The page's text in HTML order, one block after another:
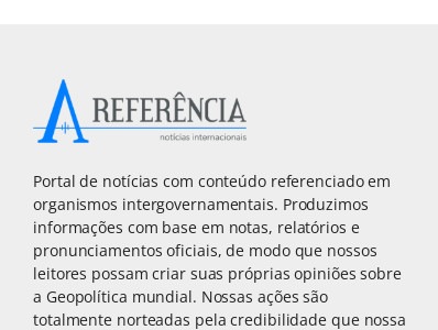
Portal de notícias com conteúdo referenciado em
organismos intergovernamentais. Produzimos
informações com base em notas, relatórios e
pronunciamentos oficiais, de modo que nossos
leitores possam criar suas próprias opiniões sobre
a Geopolítica mundial. Nossas ações são
totalmente norteadas pela credibilidade que nossa